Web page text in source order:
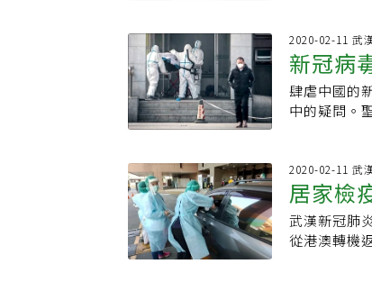
因此2003年
症候群」，
烏地阿拉伯
家還包括卡
拉伯的旅遊
滋病（
性戀相關免
國疾病管制
肺部疾病，
所傳播。這
系今非昔比
不潔處或病
潔更重要。
「乾燥」，
可以殺掉黴
學研究顯示
口罩，近
民眾就都能
更好」。此
以14天為標
吸道系統的
炎，都是如
疫情調查，
同搭過一座
為六至七天
制訂出14天
伏期也是六
計算，方便
2020-02-11 武
新冠病
了
肆虐中國的
中的疑問。
鍵。自從去
SARS的死
者的措施，
病毒可能會
範圍內散佈
2020-02-11 武
居家檢
武漢新冠肺
從港澳轉機